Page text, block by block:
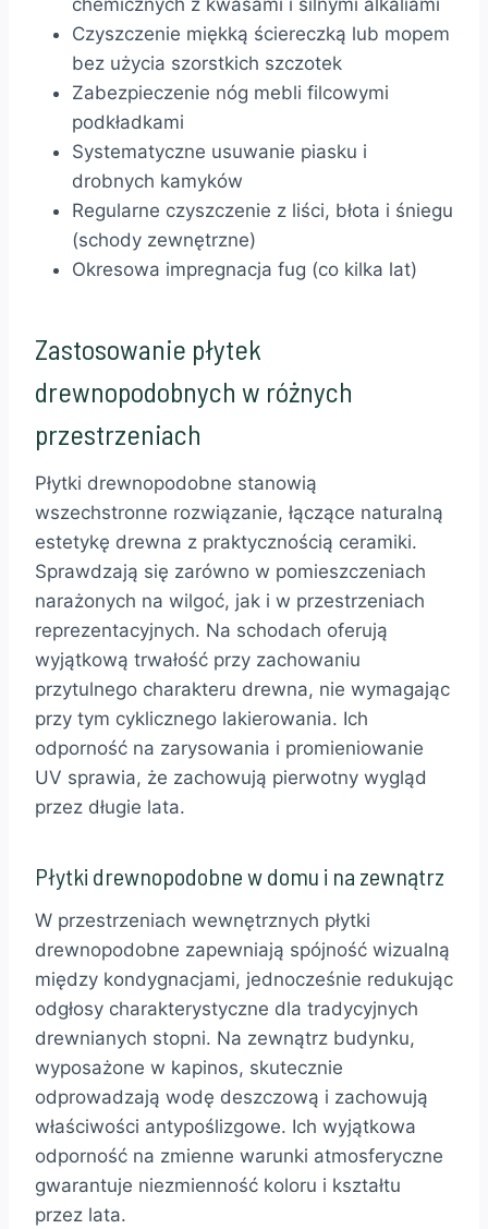
chemicznych z kwasami i silnymi alkaliami
Czyszczenie miękką ściereczką lub mopem
bez użycia szorstkich szczotek
Zabezpieczenie nóg mebli filcowymi
podkładkami
Systematyczne usuwanie piasku i
drobnych kamyków
Regularne czyszczenie z liści, błota i śniegu
(schody zewnętrzne)
Okresowa impregnacja fug (co kilka lat)
Zastosowanie płytek
drewnopodobnych w różnych
przestrzeniach
Płytki drewnopodobne stanowią
wszechstronne rozwiązanie, łączące naturalną
estetykę drewna z praktycznością ceramiki.
Sprawdzają się zarówno w pomieszczeniach
narażonych na wilgoć, jak i w przestrzeniach
reprezentacyjnych. Na schodach oferują
wyjątkową trwałość przy zachowaniu
przytulnego charakteru drewna, nie wymagając
przy tym cyklicznego lakierowania. Ich
odporność na zarysowania i promieniowanie
UV sprawia, że zachowują pierwotny wygląd
przez długie lata.
Płytki drewnopodobne w domu i na zewnątrz
W przestrzeniach wewnętrznych płytki
drewnopodobne zapewniają spójność wizualną
między kondygnacjami, jednocześnie redukując
odgłosy charakterystyczne dla tradycyjnych
drewnianych stopni. Na zewnątrz budynku,
wyposażone w kapinos, skutecznie
odprowadzają wodę deszczową i zachowują
właściwości antypoślizgowe. Ich wyjątkowa
odporność na zmienne warunki atmosferyczne
gwarantuje niezmienność koloru i kształtu
przez lata.